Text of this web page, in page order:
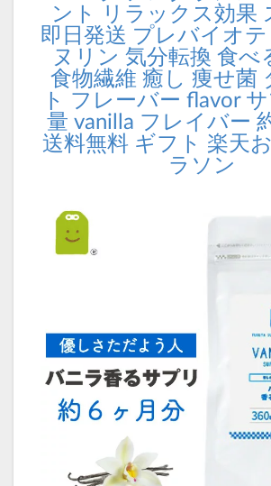
ント リラックス効果
即日発送 プレバイオ
ヌリン 気分転換 食べ
食物繊維 癒し 痩せ菌
ト フレーバー flavor
量 vanilla フレイバー
送料無料 ギフト 楽天
ラソン